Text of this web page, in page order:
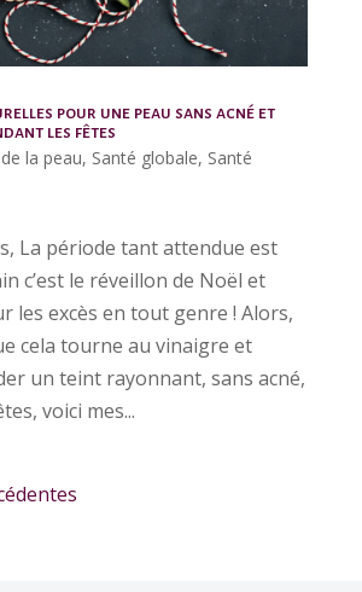
pour une peau sans acné et
les fêtes
la peau, Santé globale, Santé
La période tant attendue est
c’est le réveillon de Noël et
les excès en tout genre ! Alors,
cela tourne au vinaigre et
un teint rayonnant, sans acné,
voici mes...